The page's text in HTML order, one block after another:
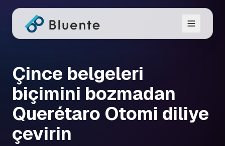
Çince belgeleri
biçimini bozmadan
Querétaro Otomi diliye
çevirin